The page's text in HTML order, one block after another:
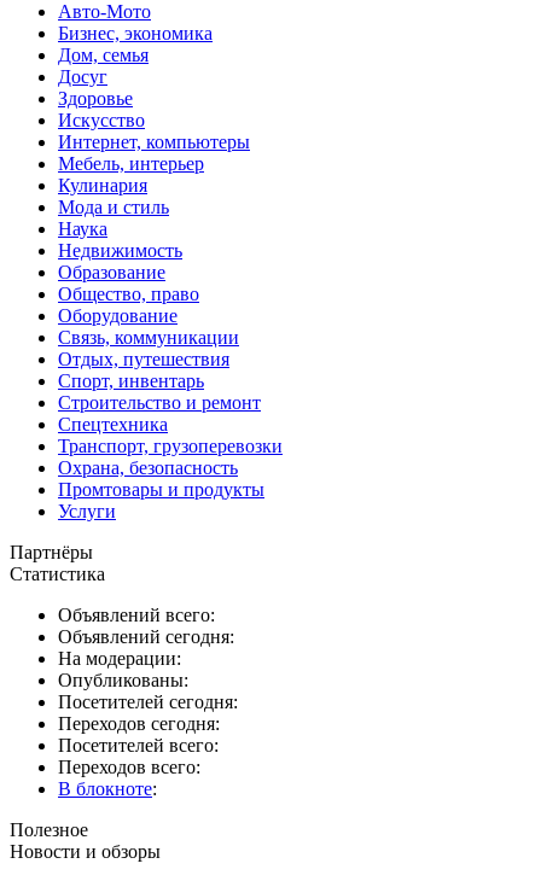
Авто-Мото
Бизнес, экономика
Дом, семья
Досуг
Здоровье
Искусство
Интернет, компьютеры
Мебель, интерьер
Кулинария
Мода и стиль
Наука
Недвижимость
Образование
Общество, право
Оборудование
Связь, коммуникации
Отдых, путешествия
Спорт, инвентарь
Строительство и ремонт
Спецтехника
Транспорт, грузоперевозки
Охрана, безопасность
Промтовары и продукты
Услуги
Партнёры
Статистика
Объявлений всего:
Объявлений сегодня:
На модерации:
Опубликованы:
Посетителей сегодня:
Переходов сегодня:
Посетителей всего:
Переходов всего:
В блокноте:
Полезное
Новости и обзоры